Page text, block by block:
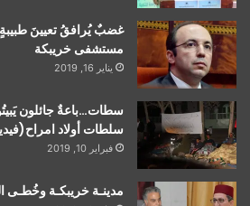
غضبٌ يُرافقُ تعيينَ
مستشفى خريبكة
يناير 16, 2019
سطات…باعةٌ جائلون
سلطات أولاد
فبراير 10, 2019
مدينـة خريبكـة وخُطـى